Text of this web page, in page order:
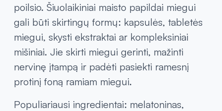
poilsio. Šiuolaikiniai maisto papildai miegui
gali būti skirtingų formų: kapsulės, tabletės
miegui, skysti ekstraktai ar kompleksiniai
mišiniai. Jie skirti miegui gerinti, mažinti
nervinę įtampą ir padėti pasiekti ramesnį
protinį foną ramiam miegui.
Populiariausi ingredientai: melatoninas,